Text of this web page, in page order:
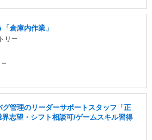
倉庫内作業」
リー
管理のリーダーサポートスタッフ「正
志望・シフト相談可/ゲームスキル習得